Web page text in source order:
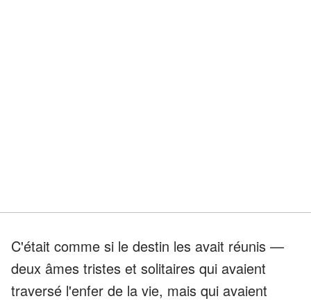
C'était comme si le destin les avait réunis —
deux âmes tristes et solitaires qui avaient
traversé l'enfer de la vie, mais qui avaient